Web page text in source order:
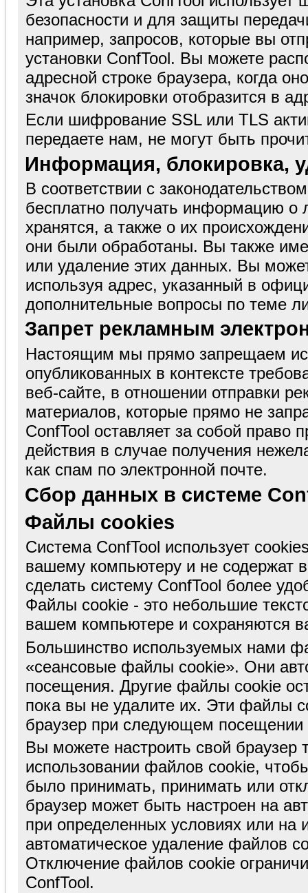
безопасности и для защиты
например, запросов, которые вы
установки ConfTool. Вы можете
адресной строке браузера, когда
значок блокировки отобразится в
Если шифрование SSL или TLS
передаете нам, не могут быть
Информация, блокировка,
В соответствии с
бесплатно получать информацию
хранятся, а также о их
они были обработаны. Вы также
или удаление этих данных. Вы
используя адрес, указанный в
дополнительные вопросы по теме
Запрет рекламным
Настоящим мы прямо запрещаем
опубликованных в контексте
веб-сайте, в отношении отправки
материалов, которые прямо не
ConfTool оставляет за собой право
действия в случае получения
как спам по электронной почте.
Сбор данных в системе
Файлы cookies
Система ConfTool использует
вашему компьютеру и не содержат
сделать систему ConfTool более
Файлы cookie - это небольшие
вашем компьютере и сохраняются
Большинство используемых нами
«сеансовые файлы cookie». Они
посещения. Другие файлы cookie
пока вы не удалите их. Эти файлы
браузер при следующем посещении
Вы можете настроить свой
использовании файлов cookie,
было принимать, принимать или
браузер может быть настроен на
при определенных условиях или на
автоматическое удаление файлов
Отключение файлов cookie
ConfTool.